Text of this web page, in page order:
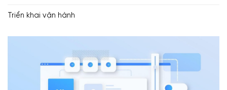
Triển khai vận hành